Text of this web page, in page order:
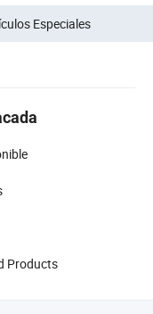
Especiales
Products